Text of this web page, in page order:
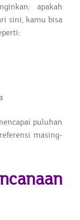
apakah
sini, kamu bisa
puluhan
masing-